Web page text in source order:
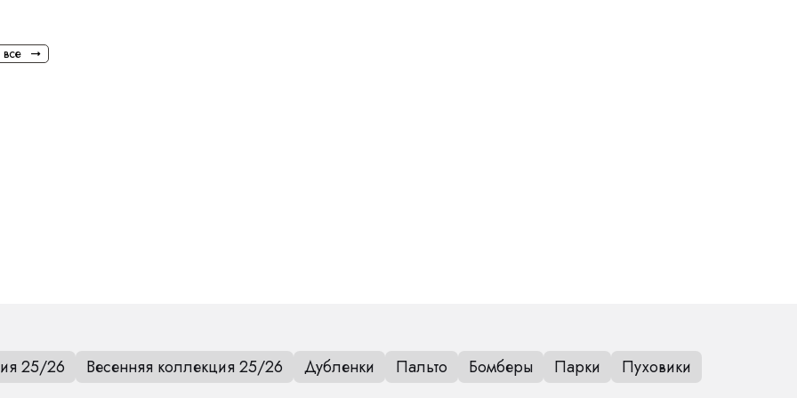
25/26 Весенняя коллекция 25/26 Дубленки Пальто Бомберы Парки Пуховики